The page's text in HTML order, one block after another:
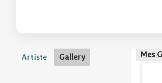
Artiste Gallery Mes